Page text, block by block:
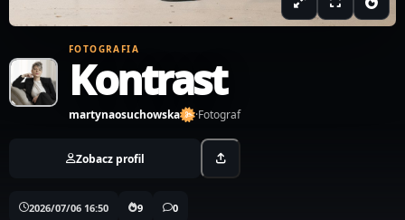
FOTOGRAFIA
Kontrast
martynaosuchowska ·Fotograf
Zobacz profil
2026/07/06 16:50 9 0